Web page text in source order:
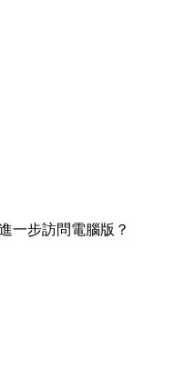
一步訪問電腦版？